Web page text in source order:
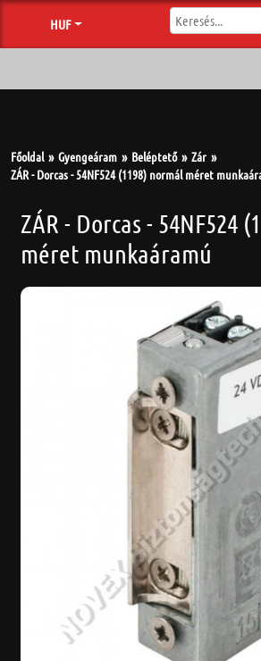
HUF
Főoldal Gyengeáram Beléptető
Zár
ZÁR - Dorcas - 54NF524 (1198) normál méret
ZÁR - Dorcas - 54NF524
méret munkaáramú